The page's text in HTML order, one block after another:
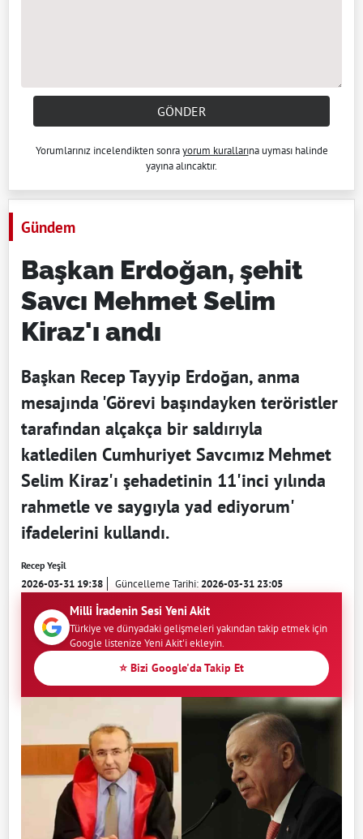
GÖNDER
Yorumlarınız incelendikten sonrayorum kurallarına uyması halinde
yayına alıncaktır.
Gündem
Başkan Erdoğan, şehit
Savcı Mehmet Selim
Kiraz'ı andı
Başkan Recep Tayyip Erdoğan, anma
mesajında 'Görevi başındayken teröristler
tarafından alçakça bir saldırıyla
katledilen Cumhuriyet Savcımız Mehmet
Selim Kiraz'ı şehadetinin 11'inci yılında
rahmetle ve saygıyla yad ediyorum'
ifadelerini kullandı.
Recep Yeşil
2026-03-31 19:38 Güncelleme Tarihi:2026-03-31 23:05
Milli İradenin Sesi Yeni Akit
Türkiye ve dünyadaki gelişmeleri yakından takip etmek için
Google listenize Yeni Akit'i ekleyin.
⭐ Bizi Google'da Takip Et